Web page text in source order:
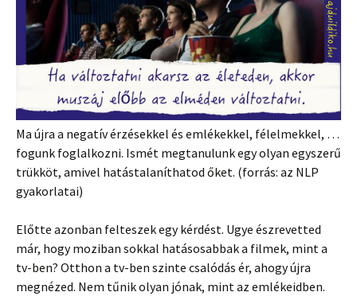
Ma újra a negatív érzésekkel és emlékekkel, félelmekkel, …
fogunk foglalkozni. Ismét megtanulunk egy olyan egyszerű
trükköt, amivel hatástalaníthatod őket. (forrás: az NLP
gyakorlatai)
Előtte azonban felteszek egy kérdést. Ugye észrevetted
már, hogy moziban sokkal hatásosabbak a filmek, mint a
tv-ben? Otthon a tv-ben szinte csalódás ér, ahogy újra
megnézed. Nem tűnik olyan jónak, mint az emlékeidben.